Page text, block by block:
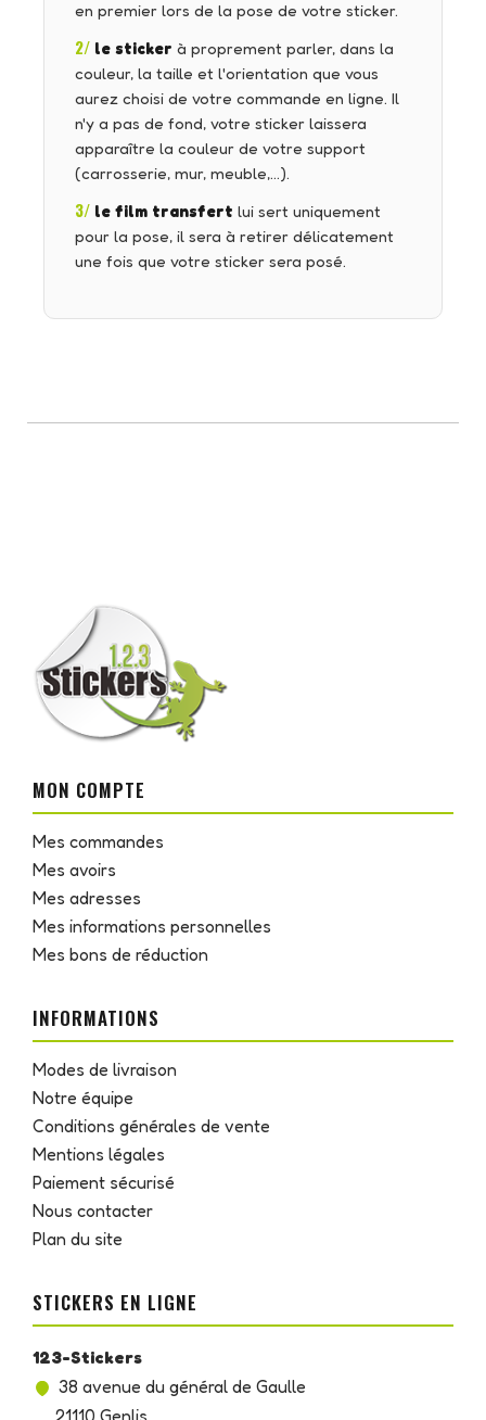
en premier lors de la pose de votre sticker.
2/ le sticker à proprement parler, dans la
couleur, la taille et l'orientation que vous
aurez choisi de votre commande en ligne. Il
n'y a pas de fond, votre sticker laissera
apparaître la couleur de votre support
(carrosserie, mur, meuble,…).
3/ le film transfert lui sert uniquement
pour la pose, il sera à retirer délicatement
une fois que votre sticker sera posé.
MON COMPTE
Mes commandes
Mes avoirs
Mes adresses
Mes informations personnelles
Mes bons de réduction
INFORMATIONS
Modes de livraison
Notre équipe
Conditions générales de vente
Mentions légales
Paiement sécurisé
Nous contacter
Plan du site
STICKERS EN LIGNE
123-Stickers
38 avenue du général de Gaulle